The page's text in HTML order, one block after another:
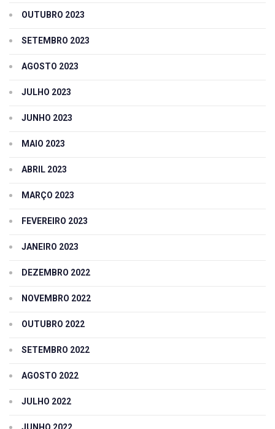
OUTUBRO 2023
SETEMBRO 2023
AGOSTO 2023
JULHO 2023
JUNHO 2023
MAIO 2023
ABRIL 2023
MARÇO 2023
FEVEREIRO 2023
JANEIRO 2023
DEZEMBRO 2022
NOVEMBRO 2022
OUTUBRO 2022
SETEMBRO 2022
AGOSTO 2022
JULHO 2022